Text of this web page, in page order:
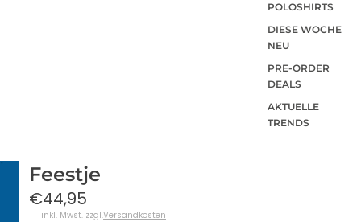
POLOSHIRTS
DIESE WOCHE
NEU
PRE-ORDER
DEALS
AKTUELLE
TRENDS
Feestje
€44,95
inkl. Mwst. zzgl.Versandkosten